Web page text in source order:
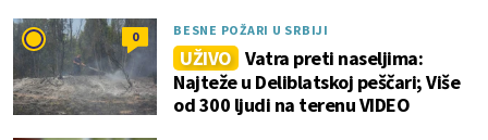
0 BESNE POŽARI U SRBIJI
UŽIVO Vatra preti naseljima:
Najteže u Deliblatskoj peščari; Više
od 300 ljudi na terenu VIDEO